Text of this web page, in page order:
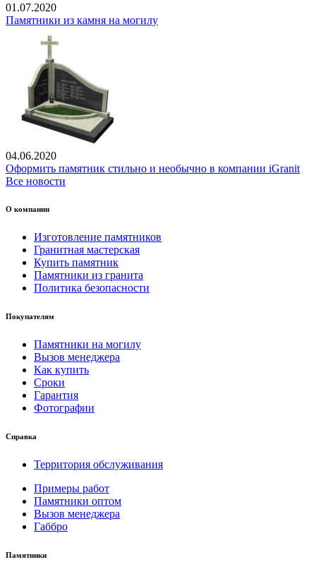
01.07.2020
Памятники из камня на могилу
04.06.2020
Оформить памятник стильно и необычно в компании iGranit
Все новости
О компании
Изготовление памятников
Гранитная мастерская
Купить памятник
Памятники из гранита
Политика безопасности
Покупателям
Памятники на могилу
Вызов менеджера
Как купить
Сроки
Гарантия
Фотографии
Справка
Территория обслуживания
Примеры работ
Памятники оптом
Вызов менеджера
Габбро
Памятники